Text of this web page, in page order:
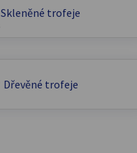
Skleněné trofeje
Dřevěné trofeje